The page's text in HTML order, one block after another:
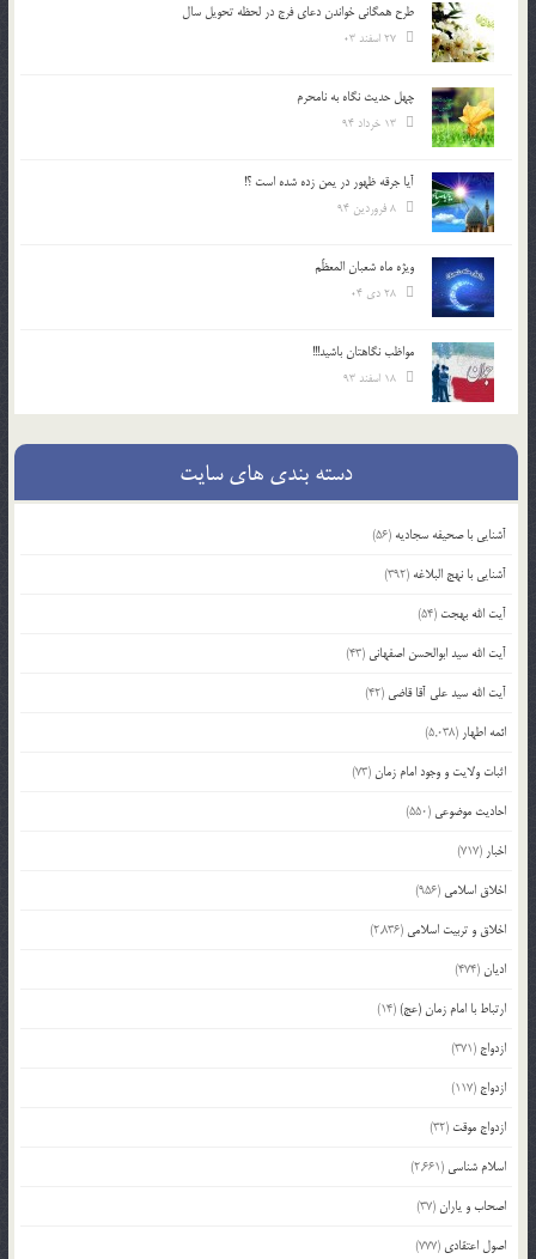
طرح همگانی خواندن دعای فرج در لحظه تحویل سال
چهل حدیث نگاه به نامحرم
آیا جرقه ظهور در یمن زده شده است ؟!
ویژه ماه شعبان المعظّم
مواظب نگاهتان باشید!!!
دسته بندی های سایت
آشنایی با صحیفه سجادیه (56)
آشنایی با نهج البلاغه (392)
آیت الله بهجت (54)
آیت الله سید ابوالحسن اصفهانی (43)
آیت الله سید علی آقا قاضی (42)
ائمه اطهار (5,038)
اثبات ولایت و وجود امام زمان(73)
احادیث موضوعی (550)
اخبار (717)
اخلاق اسلامی (956)
اخلاق و تربیت اسلامی (2,836)
ادیان(474)
ارتباط با امام زمان (عج)(14)
ازدواج (371)
ازدواج (117)
ازدواج موقت (32)
اسلام شناسی (2,661)
اصحاب و یاران(37)
اصول اعتقادی (777)